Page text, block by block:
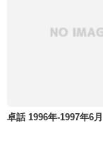
卓話 1996年-1997年6月